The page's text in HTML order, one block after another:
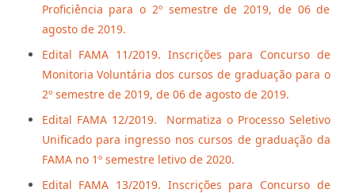
Proficiência para o 2º semestre de 2019, de 06 de
agosto de 2019.
Edital FAMA 11/2019. Inscrições para Concurso de
Monitoria Voluntária dos cursos de graduação para o
2º semestre de 2019, de 06 de agosto de 2019.
Edital FAMA 12/2019. Normatiza o Processo Seletivo
Unificado para ingresso nos cursos de graduação da
FAMA no 1º semestre letivo de 2020.
Edital FAMA 13/2019. Inscrições para Concurso de